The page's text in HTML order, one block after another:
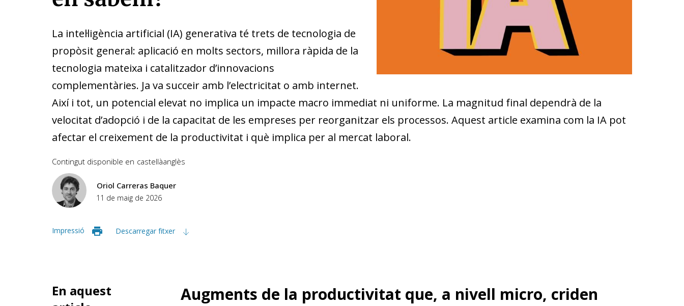
La intel·ligència artificial (IA) generativa té trets de tecnologia de
propòsit general: aplicació en molts sectors, millora ràpida de la
tecnologia mateixa i catalitzador d’innovacions
complementàries. Ja va succeir amb l’electricitat o amb internet.
Així i tot, un potencial elevat no implica un impacte macro immediat ni uniforme. La magnitud final dependrà de la
velocitat d’adopció i de la capacitat de les empreses per reorganitzar els processos. Aquest article examina com la IA pot
afectar el creixement de la productivitat i què implica per al mercat laboral.
Contingut disponible en castellàanglès
Oriol Carreras Baquer
11 de maig de 2026
Impressió Descarregar fitxer
En aquest
Augments de la productivitat que, a nivell micro, criden